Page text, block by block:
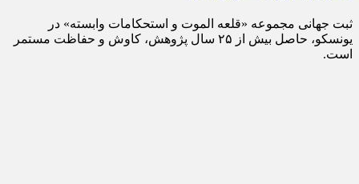
ثبت جهانی مجموعه «قلعه الموت و استحکامات وابسته» در
یونسکو، حاصل بیش از ۲۵ سال پژوهش، کاوش و حفاظت مستمر
است.